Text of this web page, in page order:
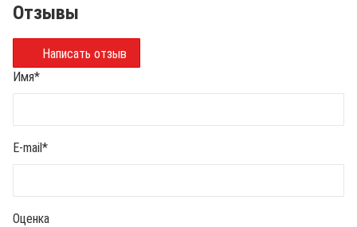
Отзывы
Написать отзыв
Имя*
E-mail*
Оценка